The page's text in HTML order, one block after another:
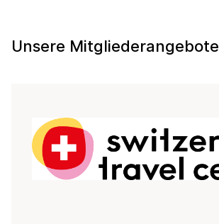
Unsere Mitgliederangebote